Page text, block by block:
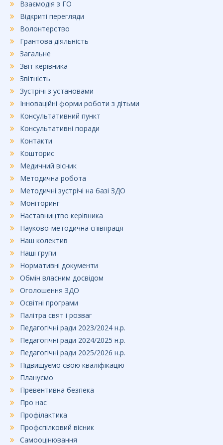
Взаємодія з ГО
Відкриті перегляди
Волонтерство
Грантова діяльність
Загальне
Звіт керівника
Звітність
Зустрічі з установами
Інноваційні форми роботи з дітьми
Консультативний пункт
Консультативні поради
Контакти
Кошторис
Медичний вісник
Методична робота
Методичні зустрічі на базі ЗДО
Моніторинг
Наставництво керівника
Науково-методична співпраця
Наш колектив
Наші групи
Нормативні документи
Обмін власним досвідом
Оголошення ЗДО
Освітні програми
Палітра свят і розваг
Педагогічні ради 2023/2024 н.р.
Педагогічні ради 2024/2025 н.р.
Педагогічні ради 2025/2026 н.р.
Підвищуємо свою кваліфікацію
Плануємо
Превентивна безпека
Про нас
Профілактика
Профспілковий вісник
Самооцінювання